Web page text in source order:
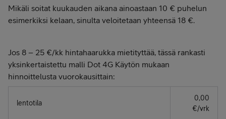
Mikäli soitat kuukauden aikana ainoastaan 10 € puhelun
esimerkiksi kelaan, sinulta veloitetaan yhteensä 18 €.
Jos 8 – 25 €/kk hintahaarukka mietityttää, tässä rankasti
yksinkertaistettu malli Dot 4G Käytön mukaan
hinnoittelusta vuorokausittain:
lentotila
0,00
€/vrk​